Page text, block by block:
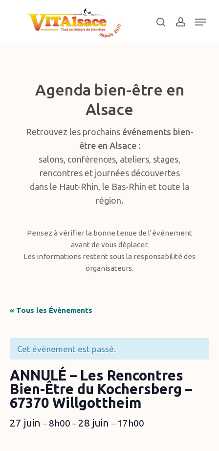
searchaccount
Menu
Agenda bien-être en
Alsace
Retrouvez les prochains événements bien-
être en Alsace:
salons, conférences, ateliers, stages,
rencontres et journées découvertes
dans le Haut-Rhin, le Bas-Rhin et toute la
région.
Pensez à vérifier la bonne tenue de l’événement
avant de vous déplacer.
Les informations restent sous la responsabilité des
organisateurs.
« Tous les Évènements
Cet évènement est passé.
ANNULÉ – Les Rencontres
Bien-Être du Kochersberg –
67370 Willgottheim
27 juin – 8h00 – 28 juin – 17h00